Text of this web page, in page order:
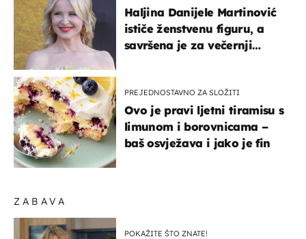
ZABAVA
POKAŽITE ŠTO ZNATE!
Haljina Danijele Martinović
ističe ženstvenu figuru, a
savršena je za večernji
PREJEDNOSTAVNO ZA SLOŽITI
Ovo je pravi ljetni tiramisu s
limunom i borovnicama –
baš osvježava i jako je fin